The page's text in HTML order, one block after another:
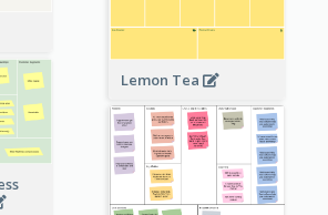
Lemon Tea